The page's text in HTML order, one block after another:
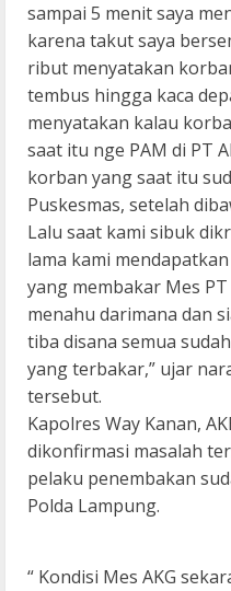
sampai 5 menit saya
karena takut saya
ribut menyatakan
tembus hingga kaca
menyatakan kalau
saat itu nge PAM di PT
korban yang saat itu
Puskesmas, setelah
Lalu saat kami sibuk
lama kami
yang membakar Mes
menahu darimana dan
tiba disana semua
yang terbakar,” ujar
tersebut.
Kapolres Way Kanan,
dikonfirmasi masalah
pelaku penembakan
Polda Lampung.
“ Kondisi Mes AKG